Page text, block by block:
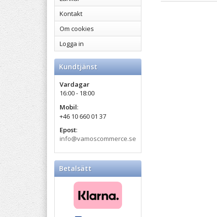
Kontakt
Om cookies
Logga in
Kundtjänst
Vardagar
16:00 - 18:00
Mobil:
+46 10 660 01 37
Epost:
info@vamoscommerce.se
Betalsätt